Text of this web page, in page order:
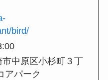
bird/
中原区小杉町３丁
アパーク